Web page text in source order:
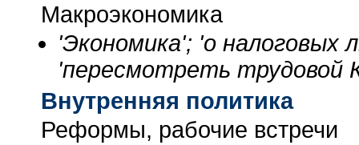
Макроэкономика
'Экономика'; 'о налоговых
'пересмотреть трудовой
Внутренняя политика
Реформы, рабочие встречи